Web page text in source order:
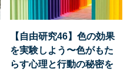
【自由研究46】色の効果
を実験しよう〜色がもた
らす心理と行動の秘密を